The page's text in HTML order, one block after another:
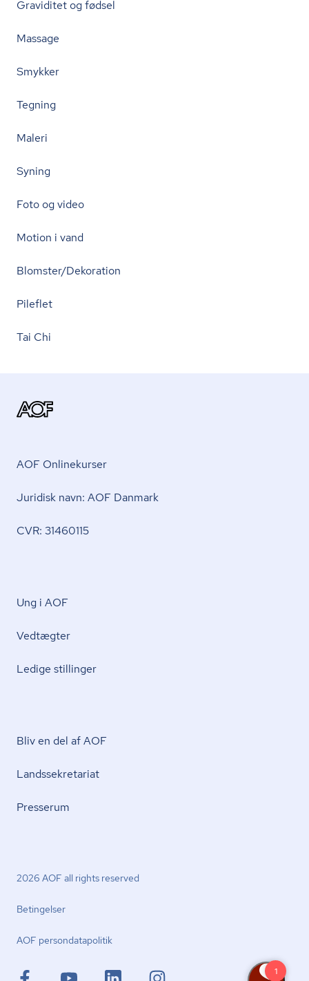
Graviditet og fødsel
Massage
Smykker
Tegning
Maleri
Syning
Foto og video
Motion i vand
Blomster/Dekoration
Pileflet
Tai Chi
AOF Onlinekurser
Juridisk navn: AOF Danmark
CVR: 31460115
Ung i AOF
Vedtægter
Ledige stillinger
Bliv en del af AOF
Lands­se­kre­ta­ri­at
Presserum
2026 AOF all rights reserved
Betingelser
AOF per­son­da­ta­po­li­tik